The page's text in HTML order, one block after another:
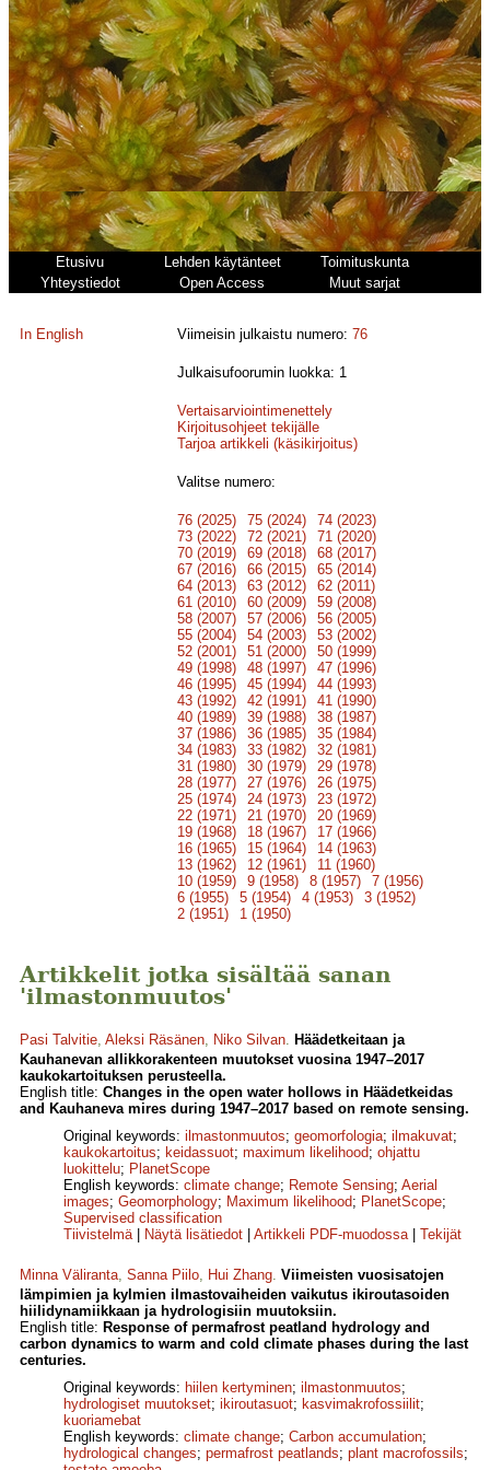
Etusivu Lehden käytänteet
Toimituskunta
Yhteystiedot
Open Access Muut sarjat
In English Viimeisin julkaistu numero:76
Julkaisufoorumin luokka: 1
Vertaisarviointimenettely
Kirjoitusohjeet tekijälle
Tarjoa artikkeli (käsikirjoitus)
Valitse numero:
76 (2025) 75 (2024)
74 (2023)
73 (2022)
72 (2021)
71 (2020)
70 (2019)
69 (2018)
68 (2017)
67 (2016)
66 (2015)
65 (2014)
64 (2013)
63 (2012)
62 (2011)
61 (2010)
60 (2009)
59 (2008)
58 (2007)
57 (2006)
56 (2005)
55 (2004)
54 (2003)
53 (2002)
52 (2001)
51 (2000)
50 (1999)
49 (1998)
48 (1997)
47 (1996)
46 (1995)
45 (1994)
44 (1993)
43 (1992)
42 (1991)
41 (1990)
40 (1989)
39 (1988)
38 (1987)
37 (1986)
36 (1985)
35 (1984)
34 (1983)
33 (1982)
32 (1981)
31 (1980)
30 (1979)
29 (1978)
28 (1977)
27 (1976)
26 (1975)
25 (1974)
24 (1973)
23 (1972)
22 (1971)
21 (1970)
20 (1969)
19 (1968)
18 (1967)
17 (1966)
16 (1965)
15 (1964)
14 (1963)
13 (1962)
12 (1961)
11 (1960)
10 (1959)
9 (1958) 8 (1957)
7 (1956)
6 (1955)
5 (1954) 4 (1953)
3 (1952)
2 (1951)
1 (1950)
Artikkelit jotka sisältää sanan
'ilmastonmuutos'
Pasi Talvitie, Aleksi Räsänen, Niko Silvan. Häädetkeitaan ja
Kauhanevan allikkorakenteen muutokset vuosina 1947–2017
kaukokartoituksen perusteella.
English title: Changes in the open water hollows in Häädetkeidas
and Kauhaneva mires during 1947–2017 based on remote sensing.
Original keywords: ilmastonmuutos; geomorfologia; ilmakuvat;
kaukokartoitus; keidassuot; maximum likelihood; ohjattu
luokittelu; PlanetScope
English keywords: climate change; Remote Sensing; Aerial
images; Geomorphology; Maximum likelihood; PlanetScope;
Supervised classification
Tiivistelmä| Näytä lisätiedot Artikkeli PDF-muodossa| Tekijät
Minna Väliranta, Sanna Piilo, Hui Zhang. Viimeisten vuosisatojen
lämpimien ja kylmien ilmastovaiheiden vaikutus ikiroutasoiden
hiilidynamiikkaan ja hydrologisiin muutoksiin.
English title: Response of permafrost peatland hydrology and
carbon dynamics to warm and cold climate phases during the last
centuries.
Original keywords: hiilen kertyminen; ilmastonmuutos;
hydrologiset muutokset; ikiroutasuot; kasvimakrofossiilit;
kuoriamebat
English keywords: climate change; Carbon accumulation;
hydrological changes; permafrost peatlands; plant macrofossils;